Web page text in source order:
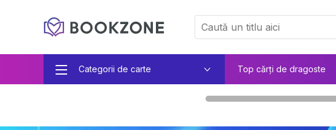
Categorii de carte Top cărți de dragoste